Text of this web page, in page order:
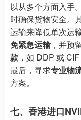
以从多个方面入手
时确保货物安全。
运输来降低单次运
免紧急运输，并预
款 ，如 DDP 或
最后，寻求专业物
方案。
七、香港进口